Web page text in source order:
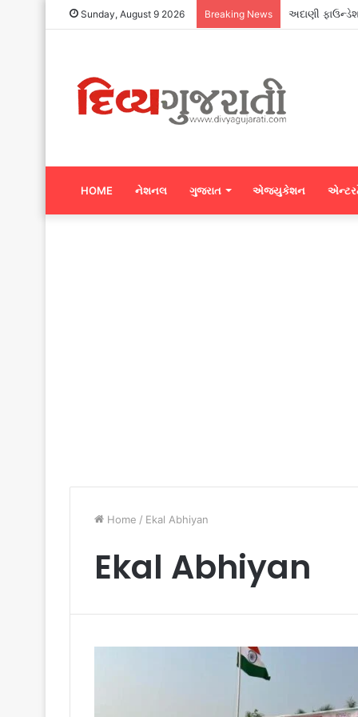
Sunday, August 9 2026 Breaking News સુરતના ગ્રે
HOME નેશનલ ગુજરાત એજ્યુકેશન
Home / Ekal Abhiyan
Ekal Abhiyan